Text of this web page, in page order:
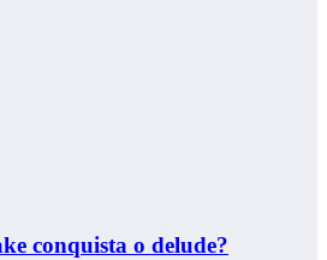
conquista o delude?